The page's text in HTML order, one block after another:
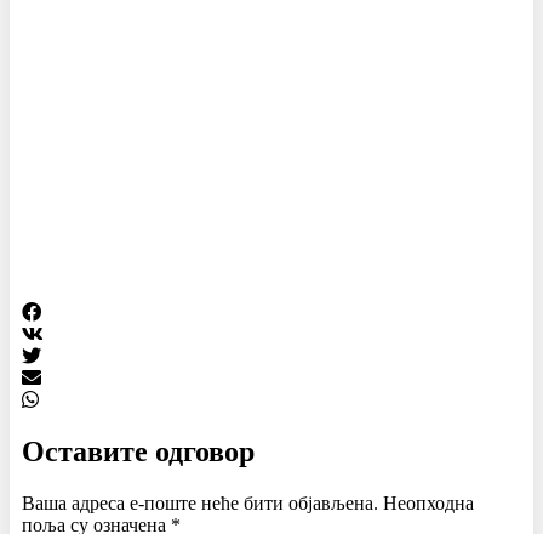
Оставите одговор
Ваша адреса е-поште неће бити објављена. Неопходна
поља су означена *